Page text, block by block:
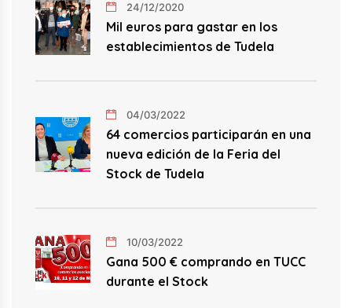
24/12/2020
Mil euros para gastar en los
establecimientos de Tudela
04/03/2022
64 comercios participarán en una
nueva edición de la Feria del
Stock de Tudela
10/03/2022
Gana 500 € comprando en TUCC
durante el Stock